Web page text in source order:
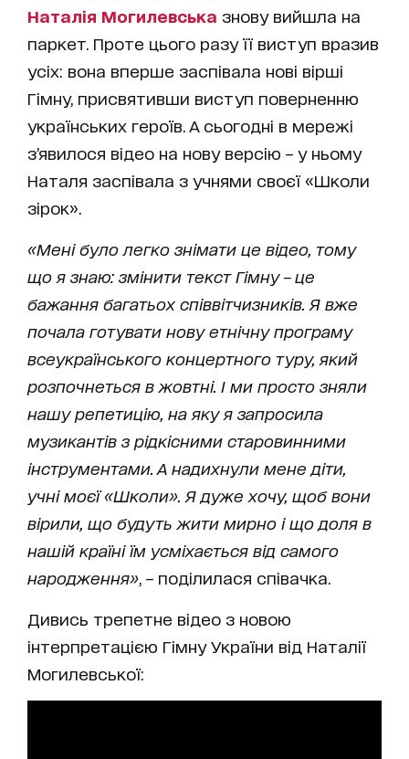
Наталія Могилевська знову вийшла на
паркет. Проте цього разу її виступ вразив
усіх: вона вперше заспівала нові вірші
Гімну, присвятивши виступ поверненню
українських героїв. А сьогодні в мережі
з’явилося відео на нову версію – у ньому
Наталя заспівала з учнями своєї «Школи
зірок».
«Мені було легко знімати це відео, тому
що я знаю: змінити текст Гімну – це
бажання багатьох співвітчизників. Я вже
почала готувати нову етнічну програму
всеукраїнського концертного туру, який
розпочнеться в жовтні. І ми просто зняли
нашу репетицію, на яку я запросила
музикантів з рідкісними старовинними
інструментами. А надихнули мене діти,
учні моєї «Школи». Я дуже хочу, щоб вони
вірили, що будуть жити мирно і що доля в
нашій країні їм усміхається від самого
народження» , – поділилася співачка.
Дивись трепетне відео з новою
інтерпретацією Гімну України від Наталії
Могилевської: